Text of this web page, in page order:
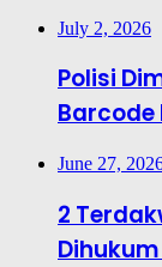
July 2, 2026
Polisi
Barcode
June 27,
2